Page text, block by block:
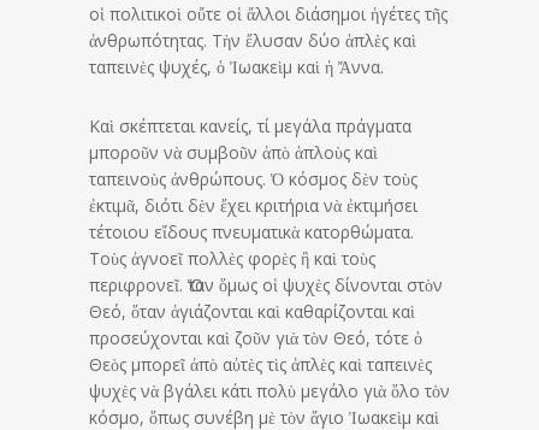
οἱ πολιτικοὶ οὔτε οἱ ἄλλοι διάσημοι ἡγέτες τῆς
ἀνθρωπότητας. Τὴν ἔλυσαν δύο ἁπλὲς καὶ
ταπεινὲς ψυχές, ὁ Ἰωακεὶμ καὶ ἡ Ἄννα.
Καὶ σκέπτεται κανείς, τί μεγάλα πράγματα
μποροῦν νὰ συμβοῦν ἀπὸ ἁπλοὺς καὶ
ταπεινοὺς ἀνθρώπους. Ὁ κόσμος δὲν τοὺς
ἐκτιμᾶ, διότι δὲν ἔχει κριτήρια νὰ ἐκτιμήσει
τέτοιου εἴδους πνευματικὰ κατορθώματα.
Τοὺς ἀγνοεῖ πολλὲς φορὲς ἢ καὶ τοὺς
περιφρονεῖ. Ὅταν ὅμως οἱ ψυχὲς δίνονται στὸν
Θεό, ὅταν ἁγιάζονται καὶ καθαρίζονται καὶ
προσεύχονται καὶ ζοῦν γιὰ τὸν Θεό, τότε ὁ
Θεὸς μπορεῖ ἀπὸ αὐτὲς τὶς ἁπλὲς καὶ ταπεινὲς
ψυχὲς νὰ βγάλει κάτι πολὺ μεγάλο γιὰ ὅλο τὸν
κόσμο, ὅπως συνέβη μὲ τὸν ἅγιο Ἰωακεὶμ καὶ